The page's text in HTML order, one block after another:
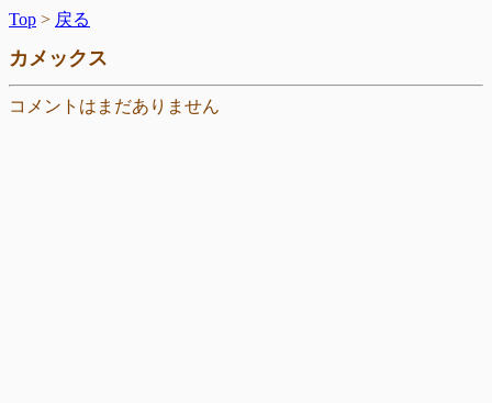
Top > 戻る
カメックス
コメントはまだありません